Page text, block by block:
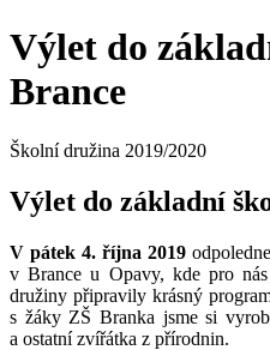
Výlet do
Brance
Školní družina 2019/2020
Výlet do základní
V pátek 4. října 2019
v Brance u Opavy, kde pro
družiny připravily krásný
s žáky ZŠ Branka jsme si
a ostatní zvířátka z přírodnin.